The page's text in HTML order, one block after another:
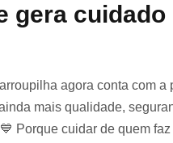
gera cuidado
agora conta com a
mais qualidade,
Porque cuidar de quem